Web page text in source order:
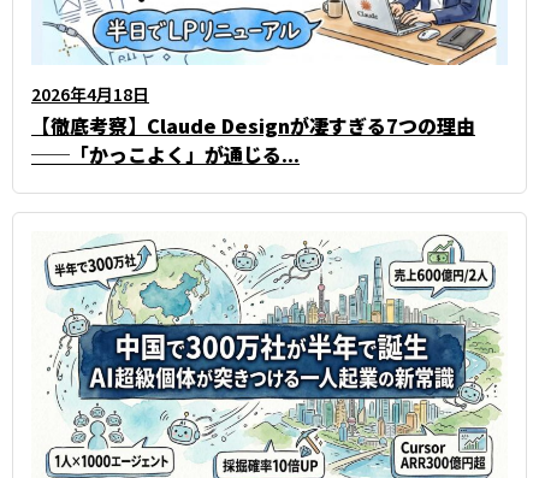
2026年4月18日
【徹底考察】Claude Designが凄すぎる7つの理由
──「かっこよく」が通じる...